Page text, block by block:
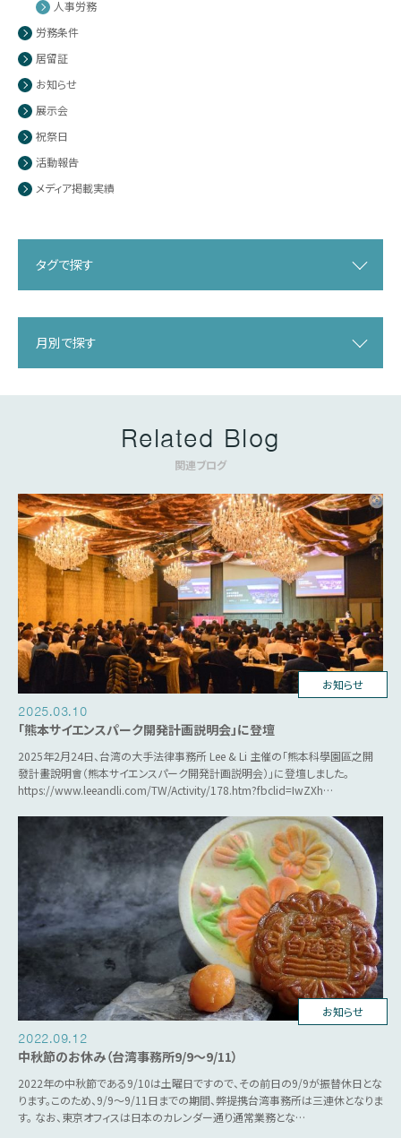
人事労務
労務条件
居留証
お知らせ
展示会
祝祭日
活動報告
メディア掲載実績
タグで探す
月別で探す
Related Blog
関連ブログ
台湾ビジネス
お知らせ
2025.03.10
「熊本サイエンスパーク開発計画説明会」に登壇
2025年2月24日、台湾の大手法律事務所 Lee & Li 主催の「熊本科學園區之開
發計畫說明會（熊本サイエンスパーク開発計画説明会）」に登壇しました。
https://www.leeandli.com/TW/Activity/178.htm?fbclid=IwZXh…
お知らせ
2022.09.12
中秋節のお休み（台湾事務所9/9～9/11）
2022年の中秋節である9/10は土曜日ですので、その前日の9/9が振替休日とな
ります。このため、9/9～9/11日までの期間、弊提携台湾事務所は三連休となりま
す。 なお、東京オフィスは日本のカレンダー通り通常業務とな…